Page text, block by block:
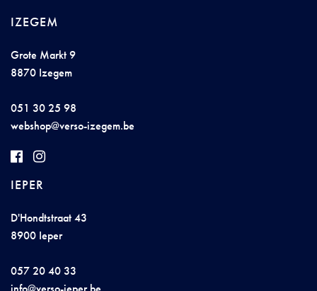
IZEGEM
Grote Markt 9
8870 Izegem
051 30 25 98
webshop@verso-izegem.be
IEPER
D'Hondtstraat 43
8900 Ieper
057 20 40 33